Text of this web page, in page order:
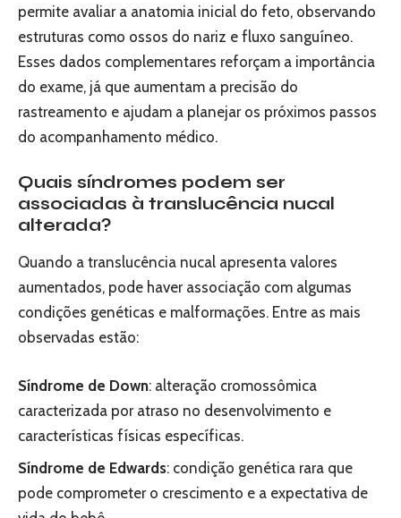
permite avaliar a anatomia inicial do feto, observando
estruturas como ossos do nariz e fluxo sanguíneo.
Esses dados complementares reforçam a importância
do exame, já que aumentam a precisão do
rastreamento e ajudam a planejar os próximos passos
do acompanhamento médico.
Quais síndromes podem ser
associadas à translucência nucal
alterada?
Quando a translucência nucal apresenta valores
aumentados, pode haver associação com algumas
condições genéticas e malformações. Entre as mais
observadas estão:
Síndrome de Down: alteração cromossômica
caracterizada por atraso no desenvolvimento e
características físicas específicas.
Síndrome de Edwards: condição genética rara que
pode comprometer o crescimento e a expectativa de